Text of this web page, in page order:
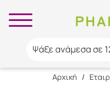
Ψάξε ανάμεσα σε
Αρχική /